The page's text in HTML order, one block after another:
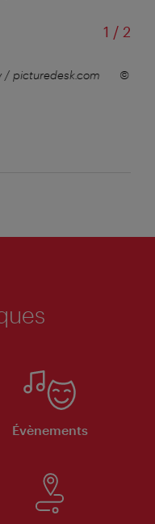
1 /sur
2
/ picturedesk.com ©
Évènements